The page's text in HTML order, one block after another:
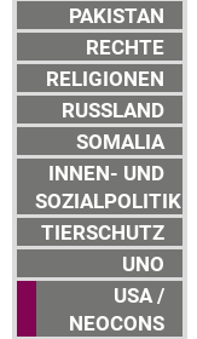
PAKISTAN
RECHTE
RELIGIONEN
RUSSLAND
SOMALIA
INNEN- UND
SOZIALPOLITIK
TIERSCHUTZ
UNO
USA /
NEOCONS